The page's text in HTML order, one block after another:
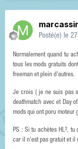
Posté(e) le
Normalement quand tu
tous les mods gratuits
freeman et plein d'autres.
Je crois ( je ne suis pas
deathmatch avec et Day
mods qui ont poru moteur
PS : Si tu achètes HL²,
car il n'est pas gratuit et il